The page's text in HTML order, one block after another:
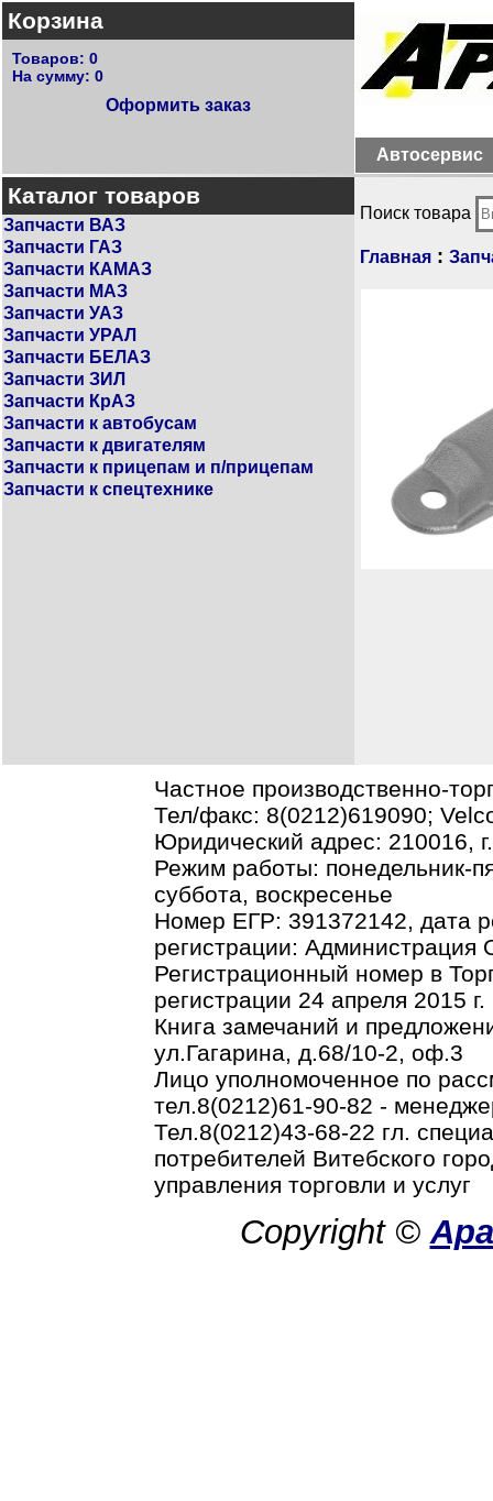
Корзина
Товаров: 0
На сумму: 0
Оформить заказ
Автосервис
Каталог товаров
Запчасти ВАЗ
Запчасти ГАЗ
Запчасти КАМАЗ
Запчасти МАЗ
Запчасти УАЗ
Запчасти УРАЛ
Запчасти БЕЛАЗ
Запчасти ЗИЛ
Запчасти КрАЗ
Запчасти к автобусам
Запчасти к двигателям
Запчасти к прицепам и п/прицепам
Запчасти к спецтехнике
Поиск товара
Главная :
Частное производственно-
Тел/факс: 8(0212)619090;
Юридический адрес: 210016,
Режим работы: понедельник-
суббота, воскресенье
Номер ЕГР: 391372142, дата
регистрации: Администрация
Регистрационный номер в
регистрации 24 апреля 2015 г.
Книга замечаний и
ул.Гагарина, д.68/10-2, оф.3
Лицо уполномоченное по
тел.8(0212)61-90-82 -
Тел.8(0212)43-68-22 гл.
потребителей Витебского
управления торговли и услуг
Copyright ©